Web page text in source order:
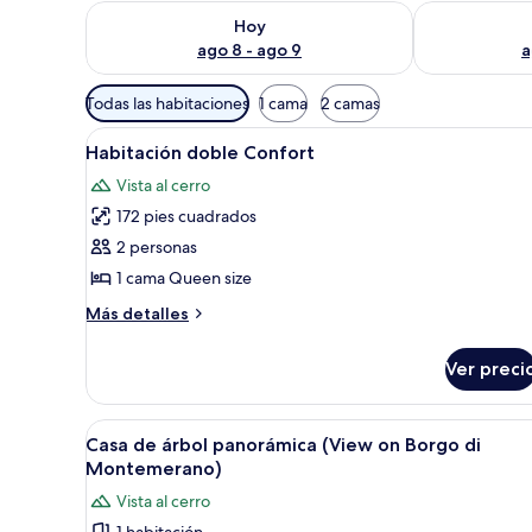
Hoy
ago 8 - ago 9
Consulta la disponibilidad para hoy ago 8 - ago 9
Consulta la
Filtros
disponibles
para
habitaciones
Todas las habitaciones 1 cama 2 camas
Abrir
todas
las
fotos
de
Habitación
doble
Confort
Un edificio de piedra rústico
8
Habitación doble Confort
Vista al cerro
172 pies cuadrados
2 personas
1 cama Queen size
Más detalles
Más
doble
Confort
Ver
Abrir
todas
fotos
Un dormitorio con una cama
7
Casa de árbol panorámica (View on Borgo di
Montemerano)
Vista al cerro